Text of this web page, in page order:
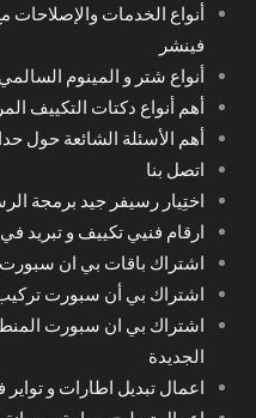
أنواع الخدمات
فينشر
أنواع شتر و المينوم
أهم أنواع دكتات التكييف
أهم الأسئلة الشائعة حول
اتصل بنا
اختِيار رسيفر جيد برمجة الرسيفر 24 ساعة في
ارقام فنيي تكييف و تبريد
اشتراك باقات بي ان
اشتراك بي أن سبورت
الجديدة
اعمال تبديل اطارات و